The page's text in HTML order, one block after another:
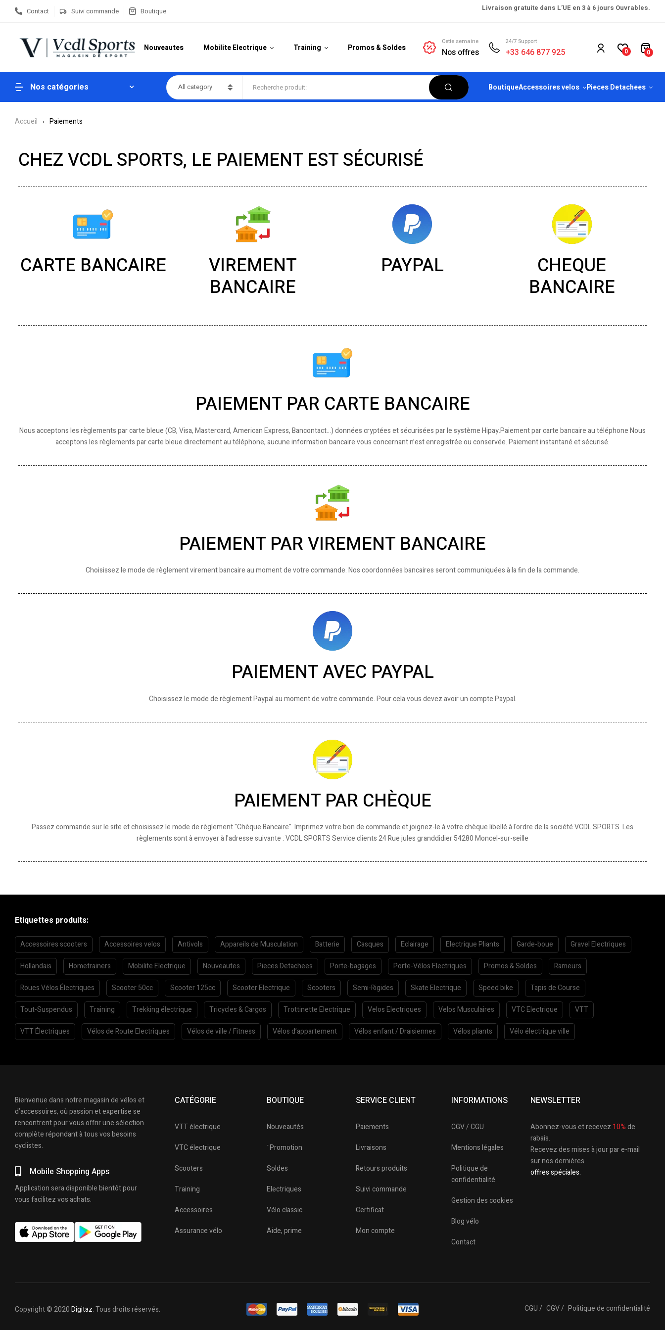
Contact Suivi commande Boutique Livraison gratuite dans L’UE en 3 à 6 jours Ouvrables.
Nouveautes Mobilite Electrique Training Promos & Soldes
Cette semaine
Nos offres
24/7 Support
+33 646 877 925 0 0
Nos catégories All category BoutiqueAccessoires velos Pieces Detachees
Accueil Paiements
CHEZ VCDL SPORTS, LE PAIEMENT EST SÉCURISÉ
CARTE BANCAIRE
VIREMENT
BANCAIRE
PAYPAL
CHEQUE
BANCAIRE
PAIEMENT PAR CARTE BANCAIRE
Nous acceptons les règlements par carte bleue (CB, Visa, Mastercard, American Express, Bancontact...) données cryptées et sécurisées par le système Hipay.Paiement par carte bancaire au téléphone Nous
acceptons les règlements par carte bleue directement au téléphone, aucune information bancaire vous concernant n’est enregistrée ou conservée. Paiement instantané et sécurisé.
PAIEMENT PAR VIREMENT BANCAIRE
Choisissez le mode de règlement virement bancaire au moment de votre commande. Nos coordonnées bancaires seront communiquées à la fin de la commande.
PAIEMENT AVEC PAYPAL
Choisissez le mode de règlement Paypal au moment de votre commande. Pour cela vous devez avoir un compte Paypal.
PAIEMENT PAR CHÈQUE
Passez commande sur le site et choisissez le mode de règlement "Chèque Bancaire". Imprimez votre bon de commande et joignez-le à votre chèque libellé à l'ordre de la société VCDL SPORTS. Les
règlements sont à envoyer à l'adresse suivante : VCDL SPORTS Service clients 24 Rue jules granddidier 54280 Moncel-sur-seille
Etiquettes produits:
Accessoires scooters Accessoires velos Antivols Appareils de Musculation Batterie Casques Eclairage Electrique Pliants Garde-boue Gravel Electriques
Hollandais Hometrainers Mobilite Electrique Nouveautes Pieces Detachees Porte-bagages Porte-Vélos Electriques Promos & Soldes Rameurs
Roues Vélos Électriques Scooter 50cc Scooter 125cc Scooter Electrique Scooters Semi-Rigides Skate Electrique Speed bike Tapis de Course
Tout-Suspendus Training Trekking électrique Tricycles & Cargos Trottinette Electrique Velos Electriques Velos Musculaires VTC Electrique VTT
VTT Électriques Vélos de Route Electriques Vélos de ville / Fitness Vélos d’appartement Vélos enfant / Draisiennes Vélos pliants Vélo électrique ville
Bienvenue dans notre magasin de vélos et
d’accessoires, où passion et expertise se
rencontrent pour vous offrir une sélection
complète répondant à tous vos besoins
cyclistes.
Mobile Shopping Apps
Application sera disponible bientôt pour
vous facilitez vos achats.
CATÉGORIE
VTT électrique
VTC électrique
Scooters
Training
Accessoires
Assurance vélo
BOUTIQUE
Nouveautés
¨Promotion
Soldes
Electriques
Vélo classic
Aide, prime
SERVICE CLIENT
Paiements
Livraisons
Retours produits
Suivi commande
Certificat
Mon compte
INFORMATIONS
CGV / CGU
Mentions légales
Politique de
confidentialité
Gestion des cookies
Blog vélo
Contact
NEWSLETTER
Abonnez-vous et recevez 10%de
rabais.
Recevez des mises à jour par e-mail
sur nos dernières
offres spéciales.
Copyright © 2020Digitaz. Tous droits réservés. CGU / CGV / Politique de confidentialité